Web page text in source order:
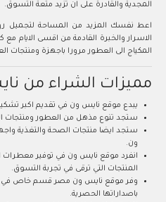
المجدية والقادرة على ان تزيد متعة التسوق.
اعط نفسك المزيد من المساحة لتجميل
الاسرار والخبرة القادمة من اقسى
المكياج الى العطور مرورا باجهزة ومنتجات
مميزات الشراء من
يبدع موقع نايس ون في تقديم اكبر
ستجد تنوع مذهل من العطور ومنتجات
ستجد ايضا منتجات الصحة والتغذية
ون.
انفرد موقع نايس ون في توفير معطرات
المنتجات التي ترقى في تجربة التسوق.
وفر موقع نايس ون مصر قسم خاص في
باصداراتها الحصرية.